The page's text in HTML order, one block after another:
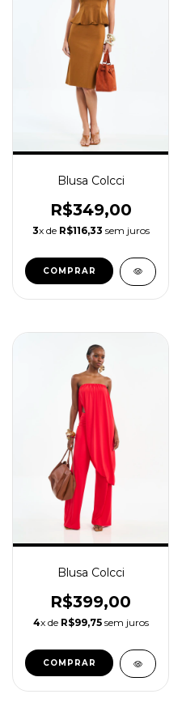
Blusa Colcci
R$349,00
3x de R$116,33 sem juros
COMPRAR
Blusa Colcci
R$399,00
4x de R$99,75sem juros
COMPRAR